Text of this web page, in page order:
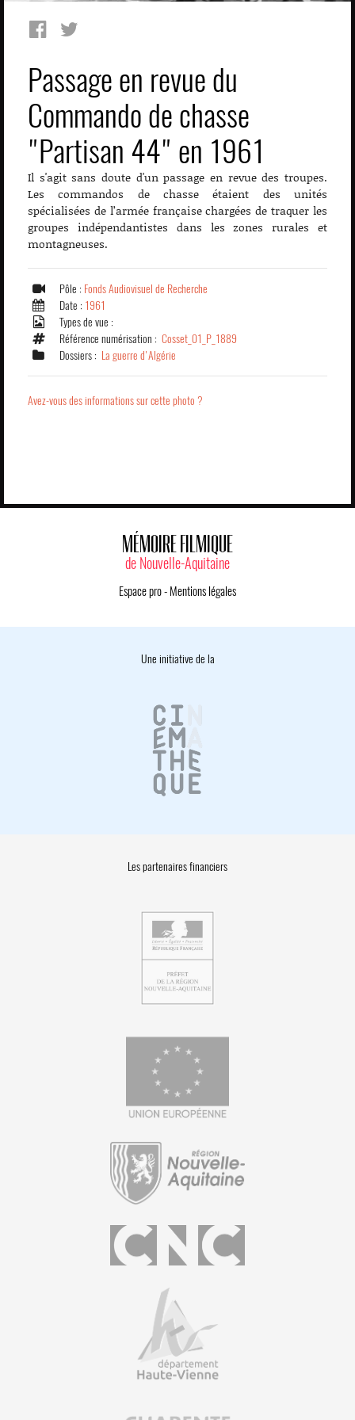
Passage en revue du
Commando de chasse
"Partisan 44" en 1961
Il s'agit sans doute d'un passage en revue des troupes.
Les commandos de chasse étaient des unités
spécialisées de l’armée française chargées de traquer les
groupes indépendantistes dans les zones rurales et
montagneuses.
Pôle : Fonds Audiovisuel de Recherche
Date : 1961
Types de vue :
Référence numérisation : Cosset_01_P_1889
Dossiers : La guerre d'Algérie
Avez-vous des informations sur cette photo ?
MÉMOIRE FILMIQUE
de Nouvelle-Aquitaine
Espace pro- Mentions légales
Une initiative de la
Les partenaires financiers